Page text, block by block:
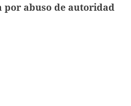
por abuso de autoridad